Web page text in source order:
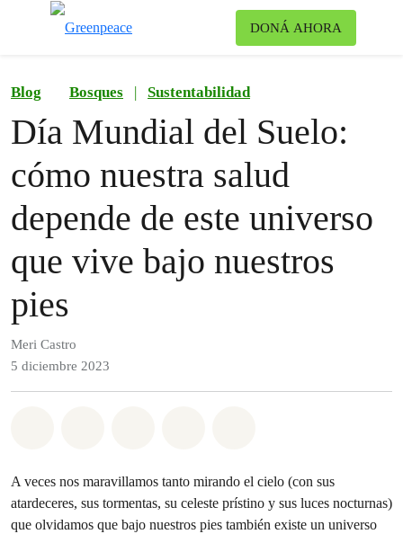
DONÁ AHORA
Blog Bosques | Sustentabilidad
Día Mundial del Suelo:
cómo nuestra salud
depende de este universo
que vive bajo nuestros
pies
Meri Castro
5 diciembre 2023
A veces nos maravillamos tanto mirando el cielo (con sus
atardeceres, sus tormentas, su celeste prístino y sus luces nocturnas)
que olvidamos que bajo nuestros pies también existe un universo